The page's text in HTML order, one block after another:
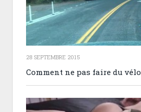
28 SEPTEMBRE 2015
Comment ne pas faire du vélo